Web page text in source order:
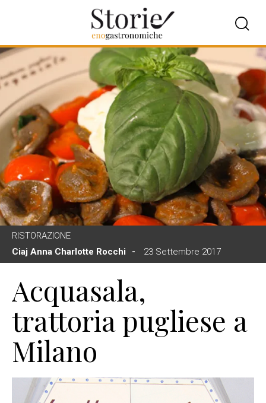
RISTORAZIONE
Ciaj Anna Charlotte Rocchi
23 Settembre 2017
Acquasala,
trattoria pugliese a
Milano